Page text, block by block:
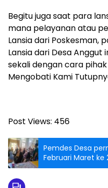
Begitu juga saat para
mana pelayanan atau
Lansia dari Poskesman,
Lansia dari Desa Anggut
sekali dengan cara pihak
Mengobati Kami
Post Views: 456
Pemdes Desa
Februari Maret ke